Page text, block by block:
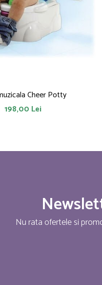
Cheer Potty
198,00 Lei
Nu rata ofertele si